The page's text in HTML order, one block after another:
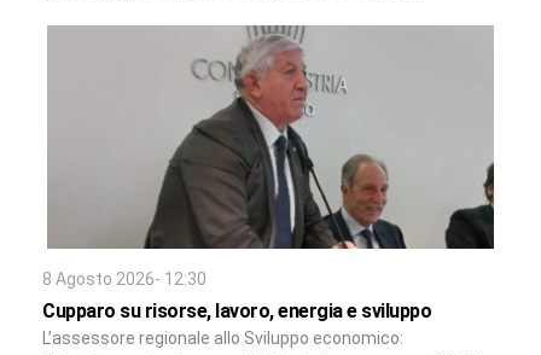
8 Agosto 2026- 12:30
Cupparo su risorse, lavoro, energia e sviluppo
L’assessore regionale allo Sviluppo economico: